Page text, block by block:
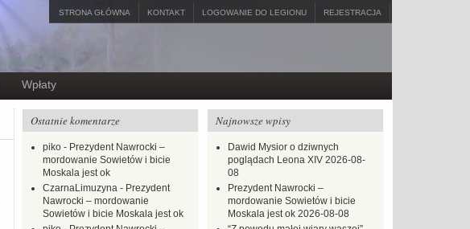
STRONA GŁÓWNA KONTAKT LOGOWANIE DO LEGIONU REJESTRACJA
Wpłaty
Najnowsze wpisy
Dawid Mysior o dziwnych
poglądach Leona XIV 2026-08-
08
Prezydent Nawrocki –
mordowanie Sowietów i bicie
Moskala jest ok 2026-08-08
Ostatnie komentarze
piko - Prezydent Nawrocki –
mordowanie Sowietów i bicie
Moskala jest ok
CzarnaLimuzyna - Prezydent
Nawrocki – mordowanie
Sowietów i bicie Moskala jest ok